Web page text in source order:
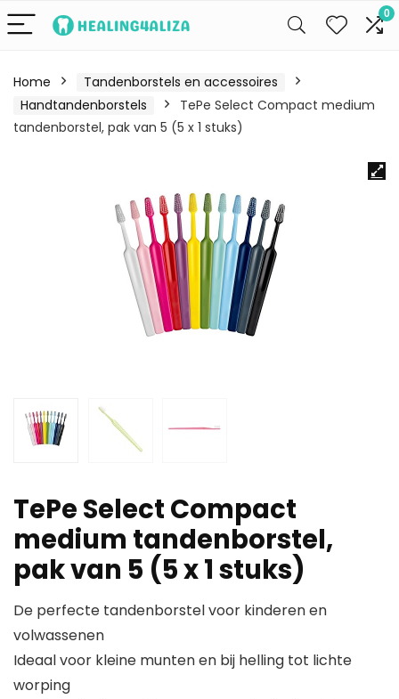
0
Home
Tandenborstels en accessoires
Handtandenborstels
TePe Select Compact medium
tandenborstel, pak van 5 (5 x 1 stuks)
TePe Select Compact
medium tandenborstel,
pak van 5 (5 x 1 stuks)
De perfecte tandenborstel voor kinderen en
volwassenen
Ideaal voor kleine munten en bij helling tot lichte
worping